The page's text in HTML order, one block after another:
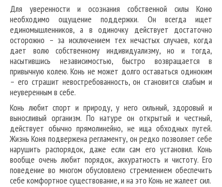
Для уверенности и осознания собственной силы Коню
необходимо ощущение поддержки. Он всегда ищет
единомышленников, а в одиночку действует достаточно
осторожно – за исключением тех нечастых случаев, когда
дает волю собственному индивидуализму, но и тогда,
насытившись независимостью, быстро возвращается в
привычную колею. Конь не может долго оставаться одиноким
– его страшит невостребованность, он становится слабым и
неуверенным в себе.
Конь любит спорт и природу, у него сильный, здоровый и
выносливый организм. По натуре он открытый и честный,
действует обычно прямолинейно, не ища обходных путей.
Жизнь Коня подвержена регламенту, он редко позволяет себе
нарушить распорядок, даже если сам его установил. Конь
вообще очень любит порядок, аккуратность и чистоту. Его
поведение во многом обусловлено стремлением обеспечить
себе комфортное существование, и на это Конь не жалеет сил.